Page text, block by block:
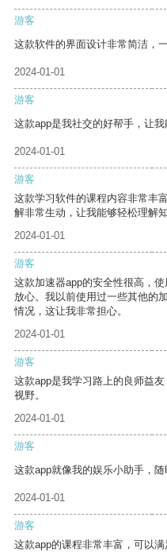
游客
这款软件的界面设计非常简洁，一
2024-01-01
游客
这款app是我社交的好帮手，让
2024-01-01
游客
这款学习软件的课程内容非常丰
解非常生动，让我能够轻松理解知
2024-01-01
游客
这款加速器app的安全性很高，
放心。我以前使用过一些其他的
情况，这让我非常担心。
2024-01-01
游客
这款app是我学习路上的良师益
视野。
2024-01-01
游客
这款app就像我的娱乐小助手，随
2024-01-01
游客
这款app的课程非常丰富，可以